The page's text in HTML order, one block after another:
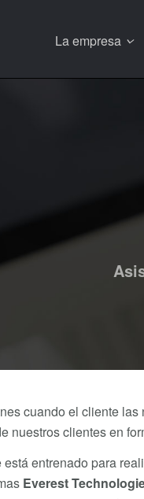
La empresa
cuando el cliente las
nuestros clientes en
entrenado para
Everest